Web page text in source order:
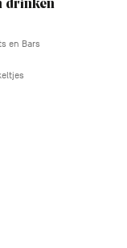
drinken
en Bars